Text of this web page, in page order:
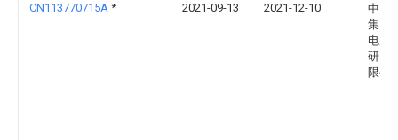
CN113770715A * 2021-09-13 2021-12-10
中国
集团
电力
研究
限公